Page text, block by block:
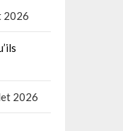
2026
2026